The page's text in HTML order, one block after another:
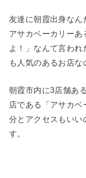
友達に朝霞出身なん
アサカベーカリーあ
よ！」なんて言わ
も人気のあるお店な
朝霞市内に3店舗あ
店である「アサカ
分とアクセスもいい
す。